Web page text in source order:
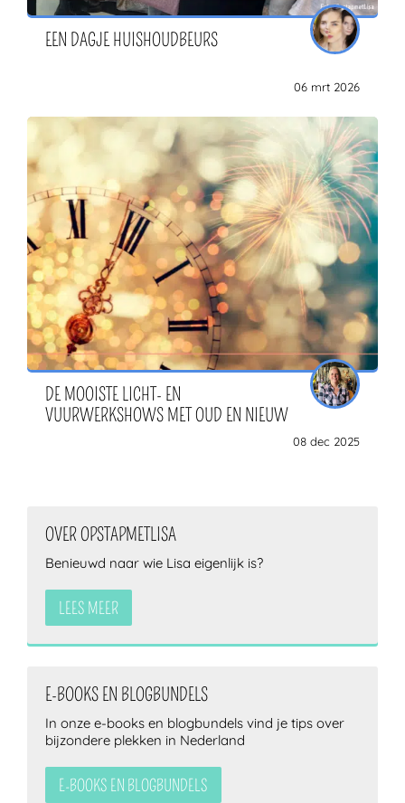
EEN DAGJE HUISHOUDBEURS
06 mrt 2026
DE MOOISTE LICHT- EN
VUURWERKSHOWS MET OUD EN NIEUW
08 dec 2025
OVER OPSTAPMETLISA
Benieuwd naar wie Lisa eigenlijk is?
LEES MEER
E-BOOKS EN BLOGBUNDELS
In onze e-books en blogbundels vind je tips over
bijzondere plekken in Nederland
E-BOOKS EN BLOGBUNDELS